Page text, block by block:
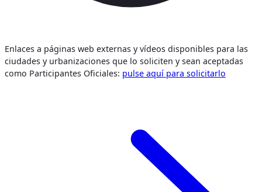
Enlaces a páginas web externas y vídeos disponibles para las
ciudades y urbanizaciones que lo soliciten y sean aceptadas
como Participantes Oficiales: pulse aquí para solicitarlo